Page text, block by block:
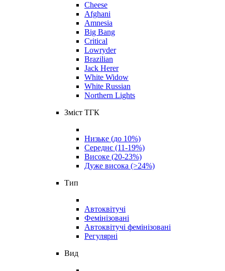
Cheese
Afghani
Amnesia
Big Bang
Critical
Lowryder
Brazilian
Jack Herer
White Widow
White Russian
Northern Lights
Зміст ТГК
Низьке (до 10%)
Середнє (11-19%)
Високе (20-23%)
Дуже висока (>24%)
Тип
Автоквітучі
Фемінізовані
Автоквітучі фемінізовані
Регулярні
Вид